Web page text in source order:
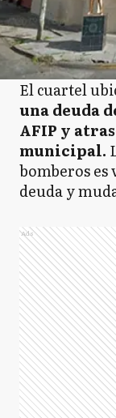
El cuartel
una deuda
AFIP y
municipal.
bomberos
deuda y
Ads